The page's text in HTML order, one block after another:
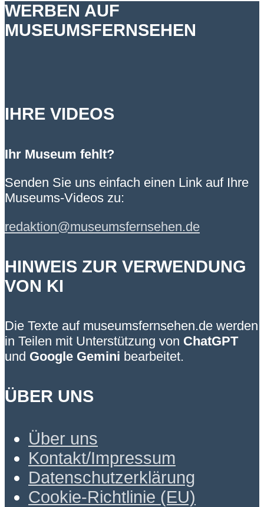
WERBEN AUF
MUSEUMSFERNSEHEN
IHRE VIDEOS
Ihr Museum fehlt?
Senden Sie uns einfach einen Link auf Ihre
Museums-Videos zu:
redaktion@museumsfernsehen.de
HINWEIS ZUR VERWENDUNG
VON KI
Die Texte auf museumsfernsehen.de werden
in Teilen mit Unterstützung von ChatGPT
und Google Gemini bearbeitet.
ÜBER UNS
Über uns
Kontakt/Impressum
Datenschutzerklärung
Cookie-Richtlinie (EU)